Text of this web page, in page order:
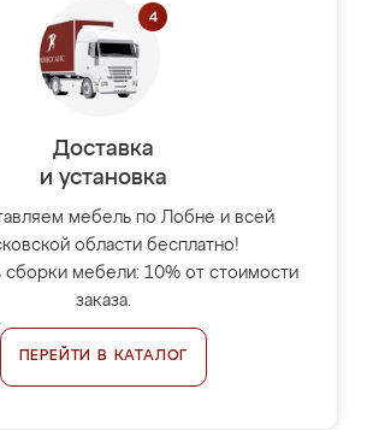
Доставка
и установка
мебель по Лобне и всей
области бесплатно!
сборки мебели: 10% от стоимости
заказа.
ПЕРЕЙТИ В КАТАЛОГ